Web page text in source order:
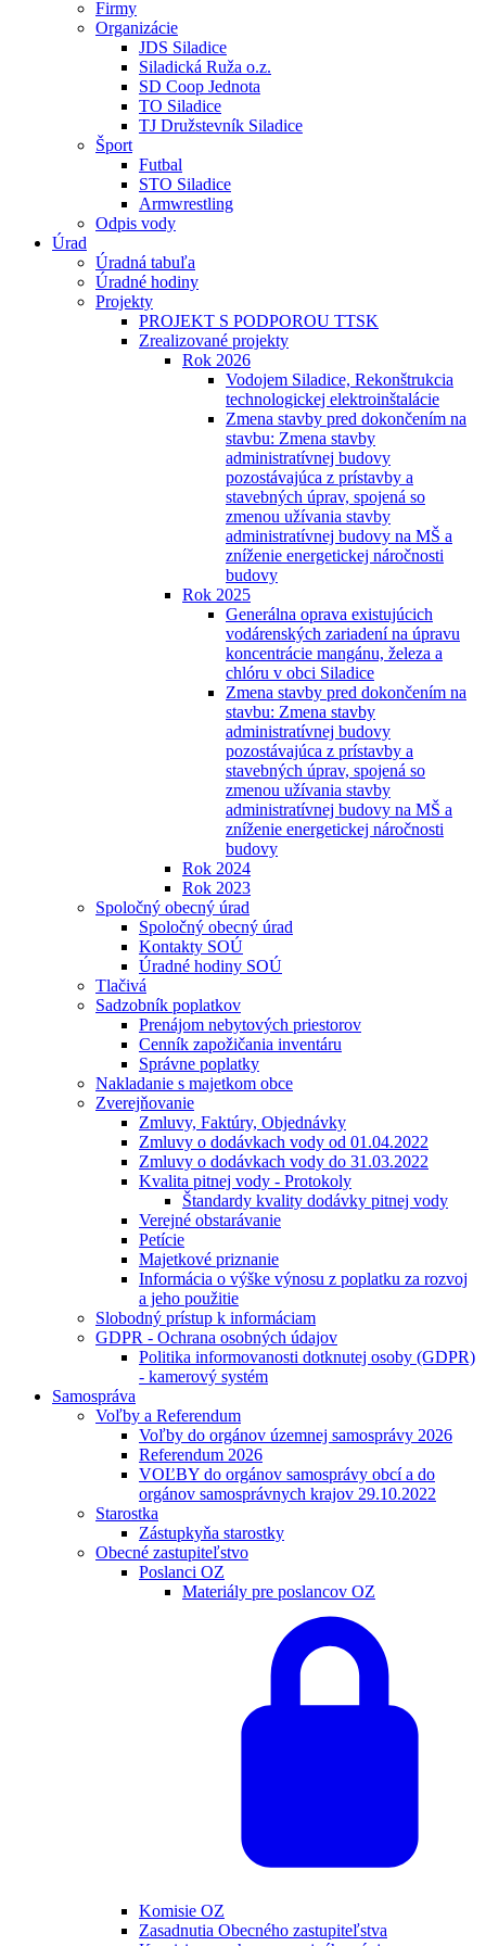
Firmy
Organizácie
JDS Siladice
Siladická Ruža o.z.
SD Coop Jednota
TO Siladice
TJ Družstevník Siladice
Šport
Futbal
STO Siladice
Armwrestling
Odpis vody
Úrad
Úradná tabuľa
Úradné hodiny
Projekty
PROJEKT S PODPOROU TTSK
Zrealizované projekty
Rok 2026
Vodojem Siladice, Rekonštrukcia
technologickej elektroinštalácie
Zmena stavby pred dokončením na
stavbu: Zmena stavby
administratívnej budovy
pozostávajúca z prístavby a
stavebných úprav, spojená so
zmenou užívania stavby
administratívnej budovy na MŠ a
zníženie energetickej náročnosti
budovy
Rok 2025
Generálna oprava existujúcich
vodárenských zariadení na úpravu
koncentrácie mangánu, železa a
chlóru v obci Siladice
Zmena stavby pred dokončením na
stavbu: Zmena stavby
administratívnej budovy
pozostávajúca z prístavby a
stavebných úprav, spojená so
zmenou užívania stavby
administratívnej budovy na MŠ a
zníženie energetickej náročnosti
budovy
Rok 2024
Rok 2023
Spoločný obecný úrad
Spoločný obecný úrad
Kontakty SOÚ
Úradné hodiny SOÚ
Tlačivá
Sadzobník poplatkov
Prenájom nebytových priestorov
Cenník zapožičania inventáru
Správne poplatky
Nakladanie s majetkom obce
Zverejňovanie
Zmluvy, Faktúry, Objednávky
Zmluvy o dodávkach vody od 01.04.2022
Zmluvy o dodávkach vody do 31.03.2022
Kvalita pitnej vody - Protokoly
Štandardy kvality dodávky pitnej vody
Verejné obstarávanie
Petície
Majetkové priznanie
Informácia o výške výnosu z poplatku za rozvoj
a jeho použitie
Slobodný prístup k informáciam
GDPR - Ochrana osobných údajov
Politika informovanosti dotknutej osoby (GDPR)
- kamerový systém
Samospráva
Voľby a Referendum
Voľby do orgánov územnej samosprávy 2026
Referendum 2026
VOĽBY do orgánov samosprávy obcí a do
orgánov samosprávnych krajov 29.10.2022
Starostka
Zástupkyňa starostky
Obecné zastupiteľstvo
Poslanci OZ
Materiály pre poslancov OZ
Komisie OZ
Zasadnutia Obecného zastupiteľstva